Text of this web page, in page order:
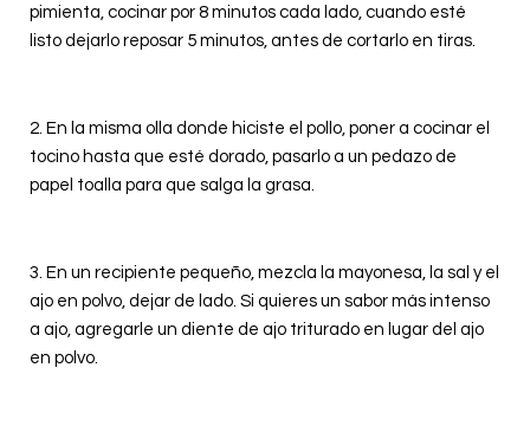
pimienta, cocinar por 8 minutos cada lado, cuando esté
listo dejarlo reposar 5 minutos, antes de cortarlo en tiras.
2. En la misma olla donde hiciste el pollo, poner a cocinar el
tocino hasta que esté dorado, pasarlo a un pedazo de
papel toalla para que salga la grasa.
3. En un recipiente pequeño, mezcla la mayonesa, la sal y el
ajo en polvo, dejar de lado. Si quieres un sabor más intenso
a ajo, agregarle un diente de ajo triturado en lugar del ajo
en polvo.